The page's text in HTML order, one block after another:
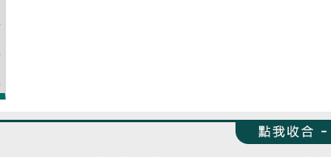
收合 FatFooter